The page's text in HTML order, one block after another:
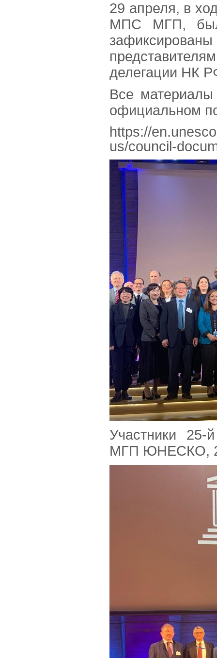
29 апреля, в
МПС МГП, был
делегации НК
Все
официальном
https://
us/council-
Участники 25-
МГП ЮНЕСКО,